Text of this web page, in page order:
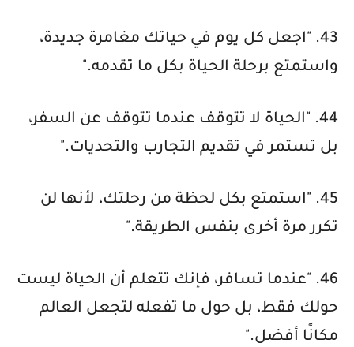
43. "اجعل كل يوم في حياتك مغامرة جديدة،
واستمتع برحلة الحياة بكل ما تقدمه."
44. "الحياة لا تتوقف عندما تتوقف عن السفر،
بل تستمر في تقديم التجارب والتحديات."
45. "استمتع بكل لحظة من رحلتك، لأنها لن
تكرر مرة أخرى بنفس الطريقة."
46. "عندما تسافر، فإنك تتعلم أن الحياة ليست
حولك فقط، بل حول ما تفعله لتجعل العالم
مكانًا أفضل."